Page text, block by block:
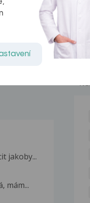
–
jakoby...
mám...